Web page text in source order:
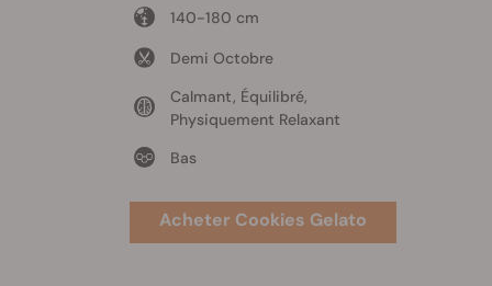
140-180 cm
Demi Octobre
Calmant, Équilibré,
Physiquement Relaxant
Bas
Acheter Cookies Gelato